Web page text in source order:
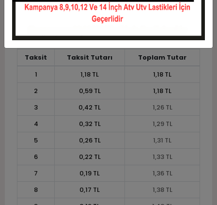
12
0,12 TL 1,46 TL
Taksit Taksit Tutarı
Toplam Tutar
1
1,18 TL
1,18 TL
2
0,59 TL
1,18 TL
3
0,42 TL
1,26 TL
4
0,32 TL
1,29 TL
5
0,26 TL
1,31 TL
6
0,22 TL
1,33 TL
7
0,19 TL
1,36 TL
8
0,17 TL
1,38 TL